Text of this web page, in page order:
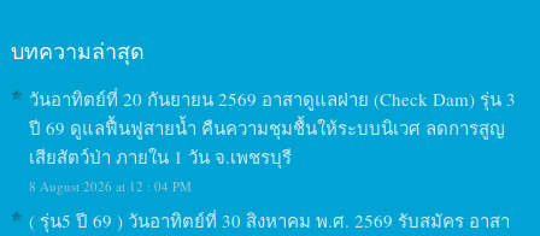
บทความล่าสุด
วันอาทิตย์ที่ 20 กันยายน 2569 อาสาดูแลฝาย (Check Dam) รุ่น 3
ปี 69 ดูแลฟื้นฟูสายน้ำ คืนความชุมชื้นให้ระบบนิเวศ ลดการสูญ
เสียสัตว์ป่า ภายใน 1 วัน จ.เพชรบุรี
8 August 2026 at 12 : 04 PM
( รุ่น5 ปี 69 ) วันอาทิตย์ที่ 30 สิงหาคม พ.ศ. 2569 รับสมัคร อาสา